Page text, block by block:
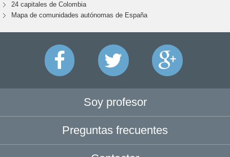
24 capitales de Colombia
Mapa de comunidades autónomas de España
Soy profesor
Preguntas frecuentes